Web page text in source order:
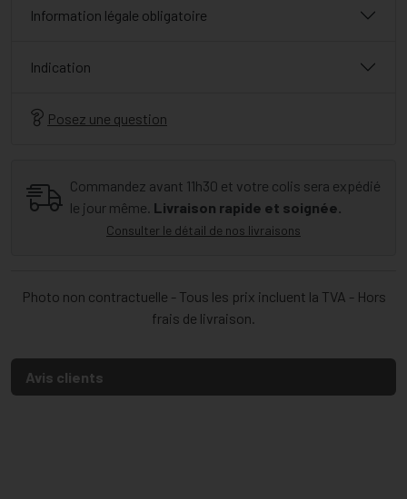
Information légale obligatoire
Indication
Posez une question
Commandez avant 11h30 et votre colis sera expédié
le jour même. Livraison rapide et soignée.
Consulter le détail de nos livraisons
Photo non contractuelle - Tous les prix incluent la TVA - Hors
frais de livraison.
Avis clients